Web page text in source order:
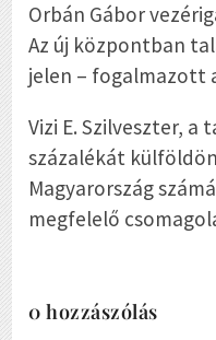
Orbán Gábor
Az új központban
jelen – fogalmazott
Vizi E. Szilveszter,
százalékát
Magyarország
megfelelő
0 hozzászólás